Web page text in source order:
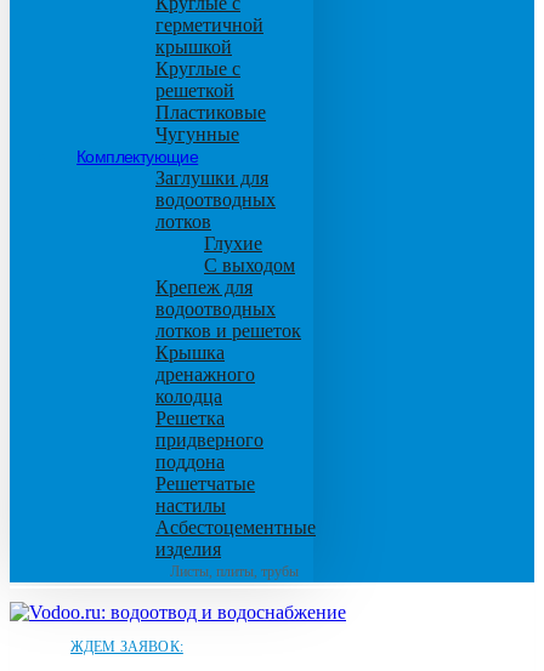
герметичной
крышкой
Круглые с
решеткой
Пластиковые
Чугунные
Комплектующие
Заглушки для
водоотводных
лотков
Глухие
С выходом
Крепеж для
водоотводных
лотков и решеток
Крышка
дренажного
колодца
Решетка
придверного
поддона
Решетчатые
настилы
Асбестоцементные
изделия
Листы, плиты, трубы
ЖДЕМ ЗАЯВОК: